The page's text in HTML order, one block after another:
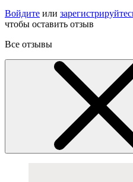
Войдите или
чтобы оставить отзыв
Все отзывы